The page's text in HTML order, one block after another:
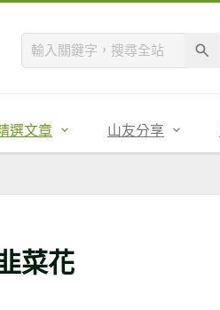
選文章 山友分享
菜花